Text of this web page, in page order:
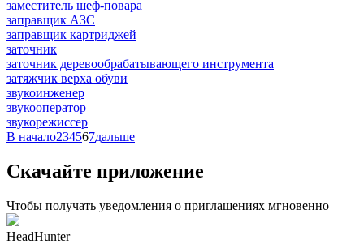
заместитель шеф-повара
заправщик АЗС
заправщик картриджей
заточник
заточник деревообрабатывающего инструмента
затяжчик верха обуви
звукоинженер
звукооператор
звукорежиссер
В начало234567дальше
Скачайте приложение
Чтобы получать уведомления о приглашениях мгновенно
HeadHunter